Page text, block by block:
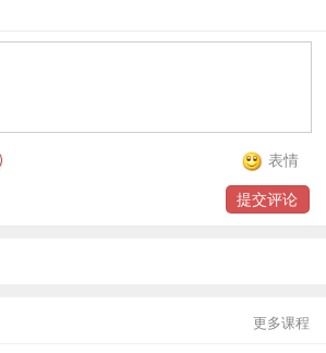
程合同额超过5000亿美元，年均增
亿美元，为当地创造就业24.4万个
中企已探索开展“一带一路”建设领域第
国还不断放宽外资准入领域，营造高
协定，立足周边、覆盖“一带一路”、
表情
提交评论
更多课程